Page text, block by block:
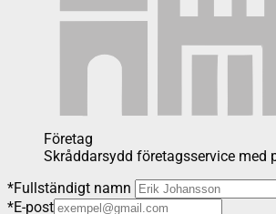
Företag
Skråddarsydd företagsservice med
*Fullständigt namn
*E-post